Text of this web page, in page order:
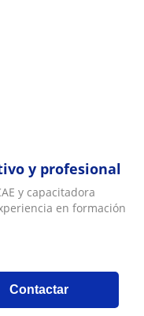
y profesional
y capacitadora
en formación
Contactar